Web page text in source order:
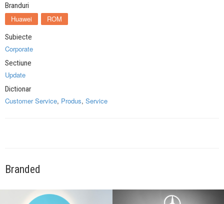
Branduri
Huawei ROM
Subiecte
Corporate
Sectiune
Update
Dictionar
Customer Service, Produs, Service
Branded